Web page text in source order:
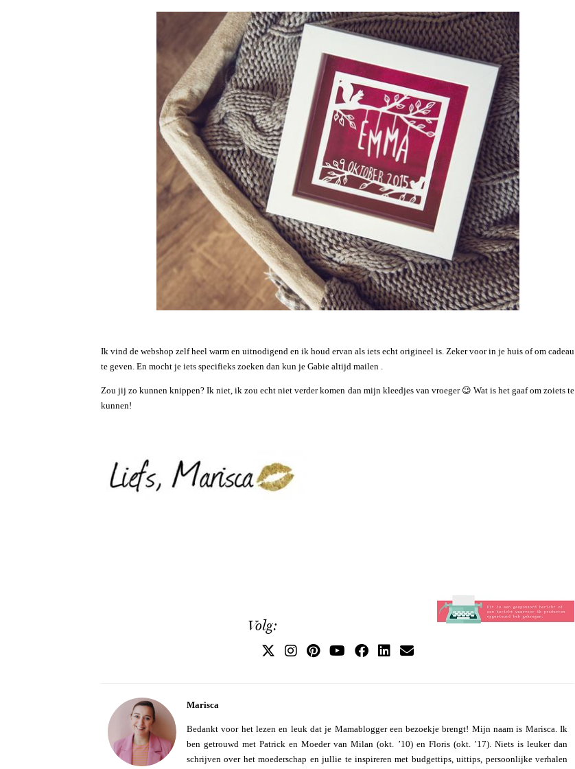
Ik vind de webshop zelf heel warm en uitnodigend en ik houd ervan als iets echt origineel is. Zeker voor in je huis of om cadeau
te geven. En mocht je iets specifieks zoeken dan kun je Gabie altijd mailen .
Zou jij zo kunnen knippen? Ik niet, ik zou echt niet verder komen dan mijn kleedjes van vroeger 😉 Wat is het gaaf om zoiets te
kunnen!
Volg:
Marisca
Bedankt voor het lezen en leuk dat je Mamablogger een bezoekje brengt! Mijn naam is Marisca. Ik
ben getrouwd met Patrick en Moeder van Milan (okt. ’10) en Floris (okt. ’17). Niets is leuker dan
schrijven over het moederschap en jullie te inspireren met budgettips, uittips, persoonlijke verhalen